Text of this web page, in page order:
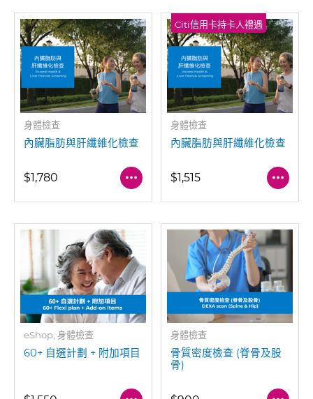
身體檢查
內臟脂肪與肝纖維化檢查
$1,780
Citi信用卡持卡人禮遇
身體檢查
內臟脂肪與肝纖維化檢查
$1,515
eShop, 身體檢查
60+ 自選計劃 + 附加項目
身體檢查
骨質密度檢查 (脊骨及股
骨)